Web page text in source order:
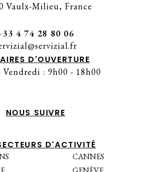
Vaulx-Milieu, France
4 74 28 80 06
D'OUVERTURE
: 9h00 - 18h00
NOUS SUIVRE
D'ACTIVITÉ
CANNES